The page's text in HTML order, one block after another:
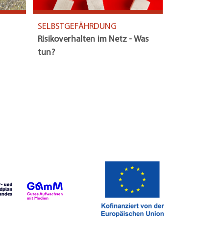
SELBSTGEFÄHRDUNG
Risikoverhalten im Netz - Was
tun?